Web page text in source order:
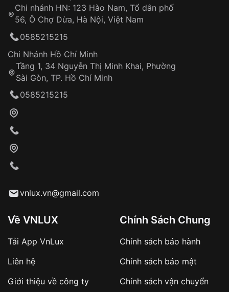
Từ khóa SEO:
Khách hàng kiểm tra và thanh toán trực tiếp
Từ khóa SEO:
sản phẩm đặc biệt
hàng
Đảm bảo quyền lợi khách hàng
Đồng hành cùng khách hàng trong suốt quá
trình sử dụng
Chi nhánh HN: 123 Hào Nam, Tổ dân phố
56, Ô Chợ Dừa, Hà Nội, Việt Nam
0585215215
Chi Nhánh Hồ Chí Minh
Tầng 1, 34 Nguyễn Thị Minh Khai, Phường
Sài Gòn, TP. Hồ Chí Minh
0585215215
vnlux.vn@gmail.com
Về VNLUX
Tải App VnLux
Liên hệ
Giới thiệu về công ty
Chính Sách Chung
Chính sách bảo hành
Chính sách bảo mật
Chính sách vận chuyển